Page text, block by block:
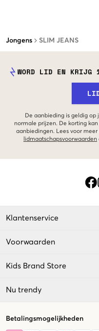
Jongens SLIM JEANS
WORD LID EN KRIJG
De aanbieding is geldig op
normale prijzen. De korting
aanbiedingen. Lees voor
lidmaatschapsvoorwaarden
Klantenservice
Voorwaarden
Kids Brand Store
Nu trendy
Betalingsmogelijkheden